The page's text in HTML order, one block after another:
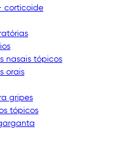
corticoide
nasais tópicos
orais
gripes
tópicos